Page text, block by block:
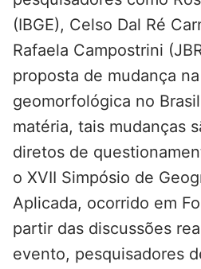
(IBGE), Celso Dal Ré
Rafaela Campostrini
proposta de mudança
geomorfológica no
matéria, tais mudanças
diretos de
o XVII Simpósio de
Aplicada, ocorrido em
partir das discussões
evento, pesquisadores